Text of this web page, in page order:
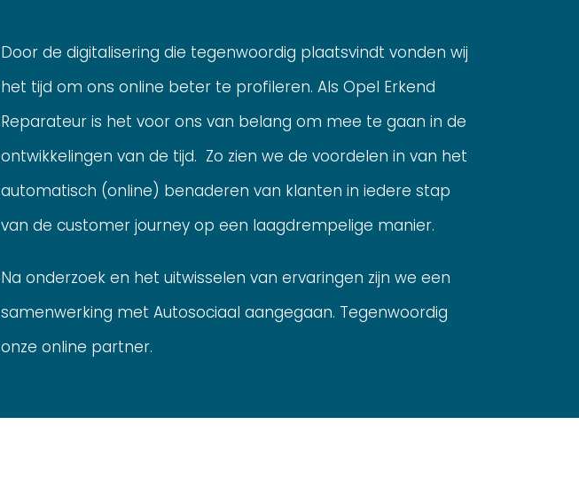
Door de digitalisering die tegenwoordig plaatsvindt vonden wij
het tijd om ons online beter te profileren. Als Opel Erkend
Reparateur is het voor ons van belang om mee te gaan in de
ontwikkelingen van de tijd. Zo zien we de voordelen in van het
automatisch (online) benaderen van klanten in iedere stap
van de customer journey op een laagdrempelige manier.
Na onderzoek en het uitwisselen van ervaringen zijn we een
samenwerking met Autosociaal aangegaan. Tegenwoordig
onze online partner.